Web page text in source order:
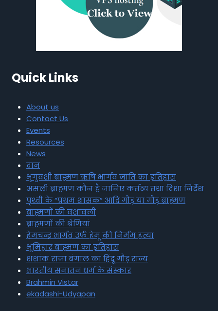
Quick Links
About us
Contact Us
Events
Resources
News
दान
भृगुवंशी ब्राह्मण ऋषि भार्गव जाति का इतिहास
असली ब्राह्मण कौन है जानिए कर्तव्य तथा दिशा निर्देश
पृथ्वी के “प्रथम शासक” आदि गौड़ या गौड़ ब्राह्मण
ब्राह्मणों की वंशावली
ब्राह्मणों की श्रेणियां
हेमचन्द्र भार्गव उर्फ हेमू की निर्मम हत्या
भूमिहार ब्राह्मण का इतिहास
शशांक राजा बंगाल का हिंदू गौड़ राज्य
भारतीय सनातन धर्म के संस्कार
Brahmin Vistar
ekadashi-Udyapan